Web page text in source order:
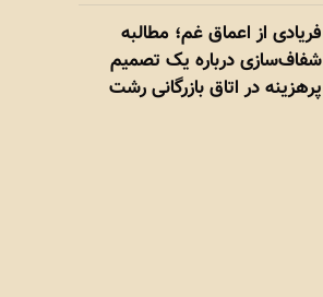
فریادی از اعماق غم؛ مطالبه
شفاف‌سازی درباره یک تصمیم
پرهزینه در اتاق بازرگانی رشت